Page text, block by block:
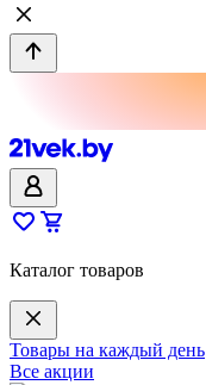
Каталог товаров
Товары на каждый день
Все акции